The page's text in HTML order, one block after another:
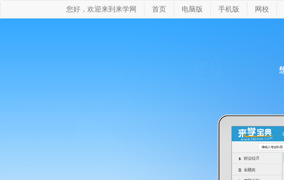
您好，欢迎来到来学网 首页 电脑版 手机版 网校